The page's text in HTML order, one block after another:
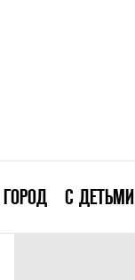
ГОРОД С ДЕТЬМИ